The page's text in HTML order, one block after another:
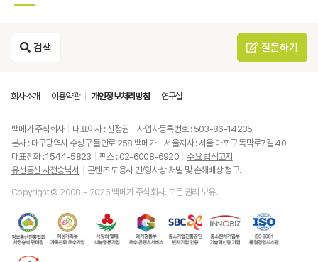
검색 질문하기
회사소개 이용약관 개인정보처리방침 연구실
백메가 주식회사 대표이사 : 신정권
사업자등록번호 : 503-86-14235
본사 : 대구광역시 수성구 들안로 258 백메가
서울지사 : 서울 마포구 독막로7길 40
대표전화 : 1544-5823
팩스 : 02-6008-6920
주요 법적고지
유선통신 사전승낙서
콘텐츠 도용시 민/형사상 처벌 및 손해배상 청구.
Copyright © 2008 ~ 2026 백메가 주식회사. 모든 권리 보유.
정
보
가
랑
의
열
통
중
소
기
업
중
소
벤
처
ISO9001
경